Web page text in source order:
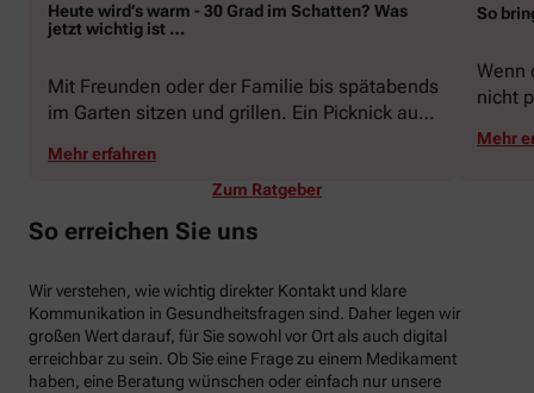
Heute wird’s warm - 30 Grad im Schatten? Was
jetzt wichtig ist …
Mit Freunden oder der Familie bis spätabends
im Garten sitzen und grillen. Ein Picknick auf
den See gleiten oder eine Radtour durch die
blühende Landschaft unternehmen … Der
Sommer beschert uns viele Glücksmomente.
Doch manchmal macht er uns auch ganz
tagsüber auf mehr als 30 Grad klettern und
uns warme Tropennächte den Schlaf rauben,
sehnen wir uns oft nach einem erfrischenden
Regenschauer und Abkühlung.
Mehr erfahren
So
Wenn
nicht
Mehr
Zum Ratgeber
So erreichen Sie uns
Wir verstehen, wie wichtig direkter Kontakt und klare
Kommunikation in Gesundheitsfragen sind. Daher legen wir
großen Wert darauf, für Sie sowohl vor Ort als auch digital
erreichbar zu sein. Ob Sie eine Frage zu einem Medikament
haben, eine Beratung wünschen oder einfach nur unsere